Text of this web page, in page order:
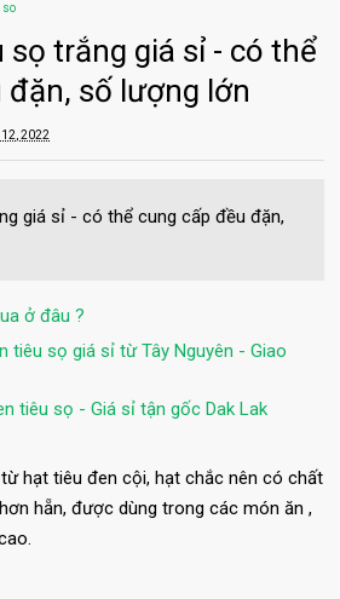
so
sọ trắng giá sỉ - có thể
số lượng lớn
12, 2022
giá sỉ - có thể cung cấp đều đặn,
ở đâu ?
tiêu sọ giá sỉ từ Tây Nguyên - Giao
tiêu sọ - Giá sỉ tận gốc Dak Lak
hạt tiêu đen cội, hạt chắc nên có chất
hẵn, được dùng trong các món ăn ,